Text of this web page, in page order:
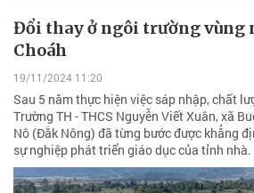
Đổi thay ở ngôi trường vùng
Choáh
19/11/2024 11:20
Sau 5 năm thực hiện việc sáp nhập, chất
Trường TH - THCS Nguyễn Viết Xuân, xã
Nô (Đắk Nông) đã từng bước được khẳng
sự nghiệp phát triển giáo dục của tỉnh nhà.